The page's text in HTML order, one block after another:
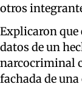
otros
Explicaron que
datos de un
narcocriminal
fachada de